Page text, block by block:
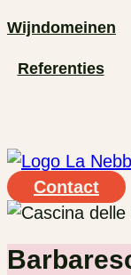
Ga
de
Wijndomeinen
Referenties
Contact